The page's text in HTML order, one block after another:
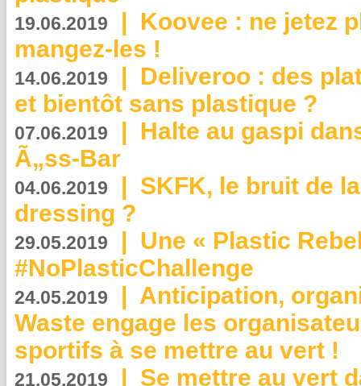
19.06.2019 | Koovee : ne jetez
mangez-les !
14.06.2019 | Deliveroo : des
et bientôt sans plastique ?
07.06.2019 | Halte au gaspi
Ã„ss-Bar
04.06.2019 | SKFK, le bruit de
dressing ?
29.05.2019 | Une « Plastic
#NoPlasticChallenge
24.05.2019 | Anticipation,
Waste engage les
sportifs à se mettre au vert !
21.05.2019 | Se mettre au vert